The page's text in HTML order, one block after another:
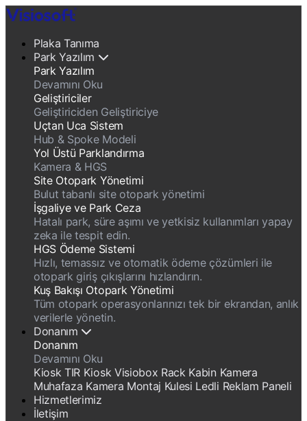
Plaka Tanıma
Park Yazılım
Park Yazılım
Devamını Oku
Geliştiriciler
Geliştiriciden Geliştiriciye
Uçtan Uca Sistem
Hub & Spoke Modeli
Yol Üstü Parklandırma
Kamera & HGS
Site Otopark Yönetimi
Bulut tabanlı site otopark yönetimi
İşgaliye ve Park Ceza
Hatalı park, süre aşımı ve yetkisiz kullanımları yapay
zeka ile tespit edin.
HGS Ödeme Sistemi
Hızlı, temassız ve otomatik ödeme çözümleri ile
otopark giriş çıkışlarını hızlandırın.
Kuş Bakışı Otopark Yönetimi
Tüm otopark operasyonlarınızı tek bir ekrandan, anlık
verilerle yönetin.
Donanım
Donanım
Devamını Oku
Kiosk TIR Kiosk Visiobox Rack Kabin Kamera
Muhafaza Kamera Montaj Kulesi Ledli Reklam Paneli
Hizmetlerimiz
İletişim